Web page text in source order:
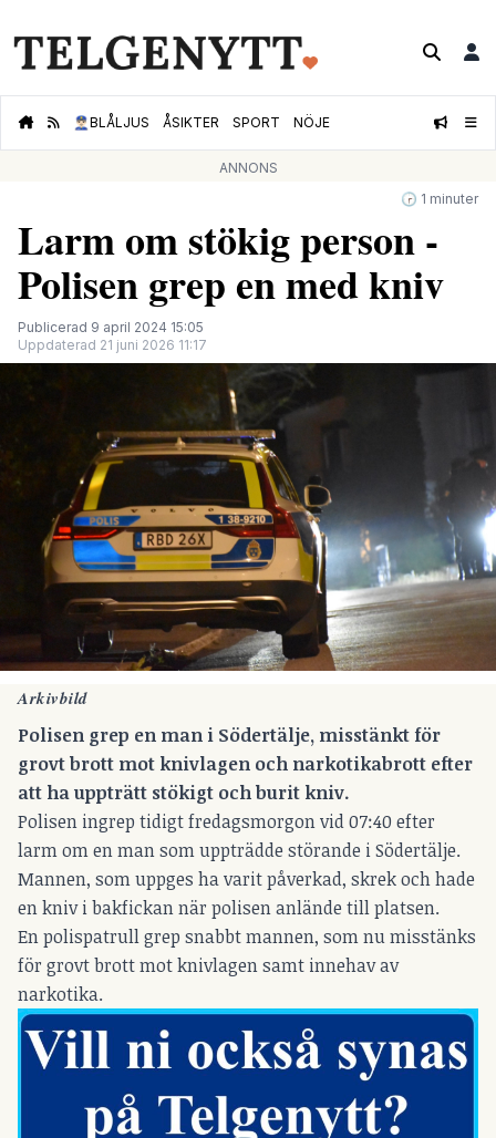
👮🏻‍♂️BLÅLJUS ÅSIKTER SPORT NÖJE
ANNONS
🕝 1 minuter
Larm om stökig person -
Polisen grep en med kniv
Publicerad 9 april 2024 15:05
Uppdaterad 21 juni 2026 11:17
Arkivbild
Polisen grep en man i Södertälje, misstänkt för
grovt brott mot knivlagen och narkotikabrott efter
att ha uppträtt stökigt och burit kniv.
Polisen ingrep tidigt fredagsmorgon vid 07:40 efter
larm om en man som uppträdde störande i Södertälje.
Mannen, som uppges ha varit påverkad, skrek och hade
en kniv i bakfickan när polisen anlände till platsen.
En polispatrull grep snabbt mannen, som nu misstänks
för grovt brott mot knivlagen samt innehav av
narkotika.